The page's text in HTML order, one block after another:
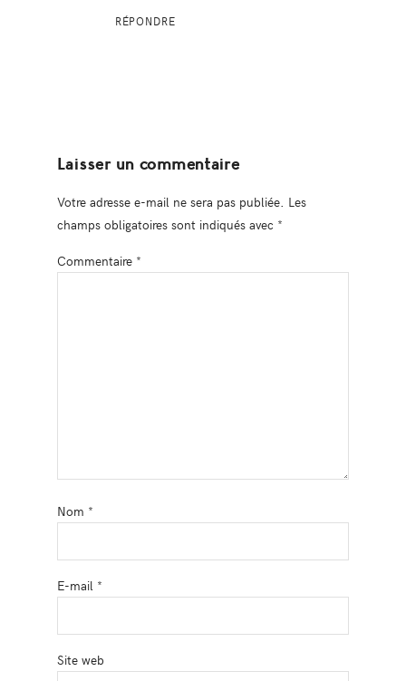
RÉPONDRE
Laisser un commentaire
Votre adresse e-mail ne sera pas publiée. Les
champs obligatoires sont indiqués avec *
Commentaire *
Nom *
E-mail *
Site web